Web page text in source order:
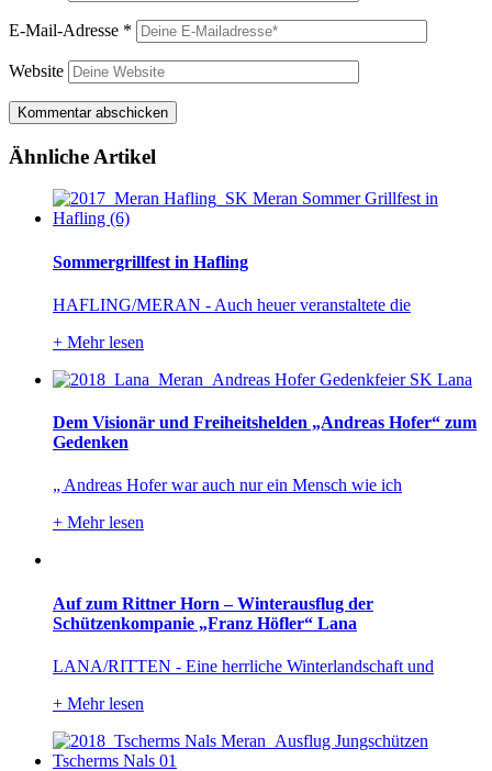
E-Mail-Adresse *
Website
Ähnliche Artikel
Sommergrillfest in Hafling
HAFLING/MERAN - Auch heuer veranstaltete die
+ Mehr lesen
Dem Visionär und Freiheitshelden „Andreas Hofer“ zum
Gedenken
„ Andreas Hofer war auch nur ein Mensch wie ich
+ Mehr lesen
Auf zum Rittner Horn – Winterausflug der
Schützenkompanie „Franz Höfler“ Lana
LANA/RITTEN - Eine herrliche Winterlandschaft und
+ Mehr lesen